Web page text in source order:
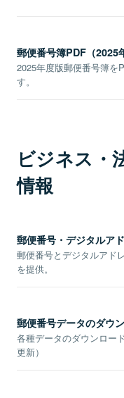
郵便番号簿PDF（2025
2025年度版郵便番号簿を
す。
ビジネス・
情報
郵便番号・デジタルア
郵便番号とデジタルアド
を提供。
郵便番号データのダウ
各種データのダウンロー
更新）